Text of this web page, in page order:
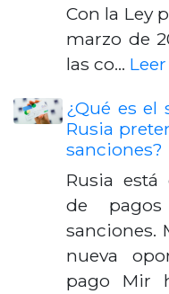
Con la Ley
marzo de
las co…
¿Qué es el
Rusia
sanciones?
Rusia está
de
sanciones.
nueva
pago Mir